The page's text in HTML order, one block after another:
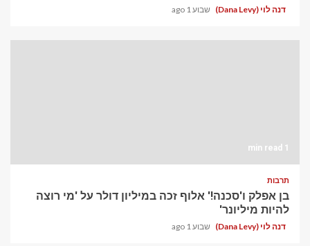
דנה לוי (Dana Levy) שבוע 1 ago
1 min read
תרבות
בן אפלק ו'סכנה!' אלוף זכה במיליון דולר על 'מי רוצה
להיות מיליונר'
דנה לוי (Dana Levy) שבוע 1 ago